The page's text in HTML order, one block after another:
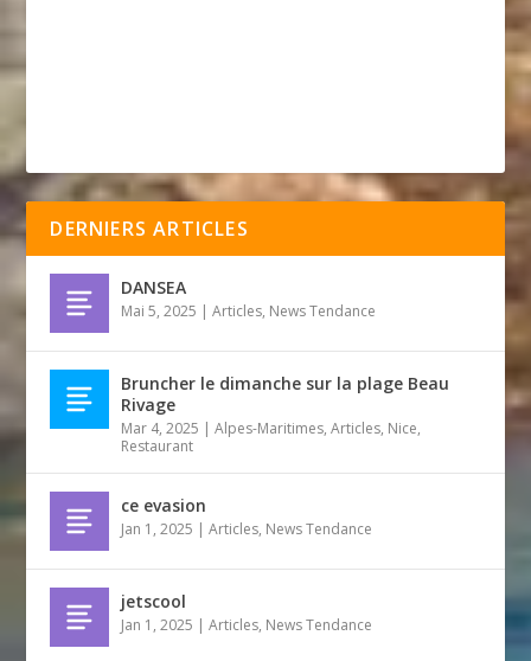
DERNIERS ARTICLES
DANSEA
Mai 5, 2025 |Articles, News Tendance
Bruncher le dimanche sur la plage Beau
Rivage
Mar 4, 2025 |Alpes-Maritimes,Articles, Nice,
Restaurant
ce evasion
Jan 1, 2025 |Articles, News Tendance
jetscool
Jan 1, 2025 |Articles, News Tendance